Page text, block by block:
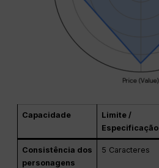
Capacidade
Limite /
Especificação
Consistência dos
personagens
5 Caracteres